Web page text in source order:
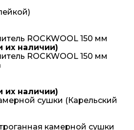
ROCKWOOL 150 мм
их наличии)
ROCKWOOL 150 мм
их наличии)
сушки (Карельский
камерной сушки